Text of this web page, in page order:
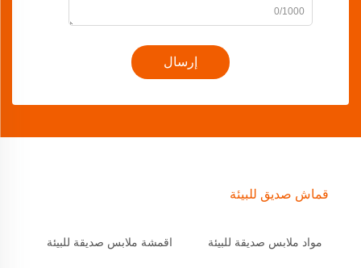
0/1000
إرسال
قماش صديق للبيئة
مواد ملابس صديقة للبيئة اقمشة ملابس صديقة للبيئة